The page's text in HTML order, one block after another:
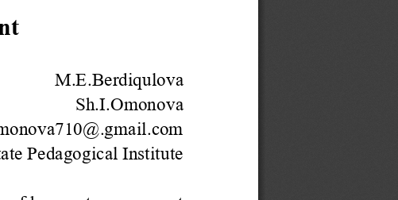
M.E.Berdiqulova
Sh.I.Omonova
Pedagogical Institute